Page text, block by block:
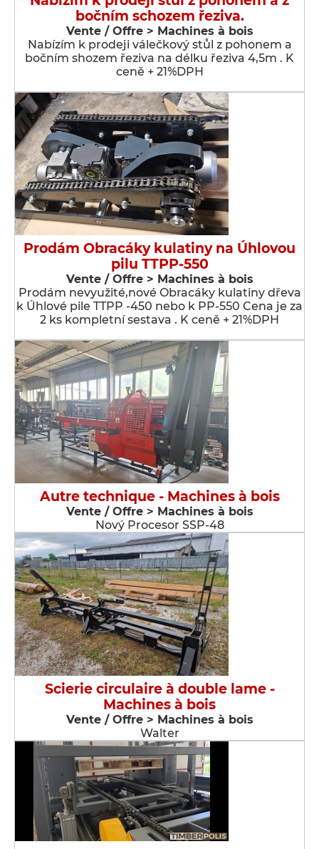
bočním schozem řeziva.
Vente / Offre > Machines à bois
Nabízím k prodeji válečkový stůl z pohonem a
bočním shozem řeziva na délku řeziva 4,5m . K
ceně + 21%DPH
Prodám Obracáky kulatiny na Úhlovou
pilu TTPP-550
Vente / Offre > Machines à bois
Prodám nevyužité,nové Obracáky kulatiny dřeva
k Úhlové pile TTPP -450 nebo k PP-550 Cena je za
2 ks kompletní sestava . K ceně + 21%DPH
Autre technique - Machines à bois
Vente / Offre > Machines à bois
Nový Procesor SSP-48
Scierie circulaire à double lame -
Machines à bois
Vente / Offre > Machines à bois
Walter